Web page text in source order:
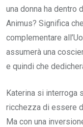
una donna ha dentro
Animus? Significa
complementare
assumerà una
e quindi che
Katerina si interroga
ricchezza di essere
Ma con una